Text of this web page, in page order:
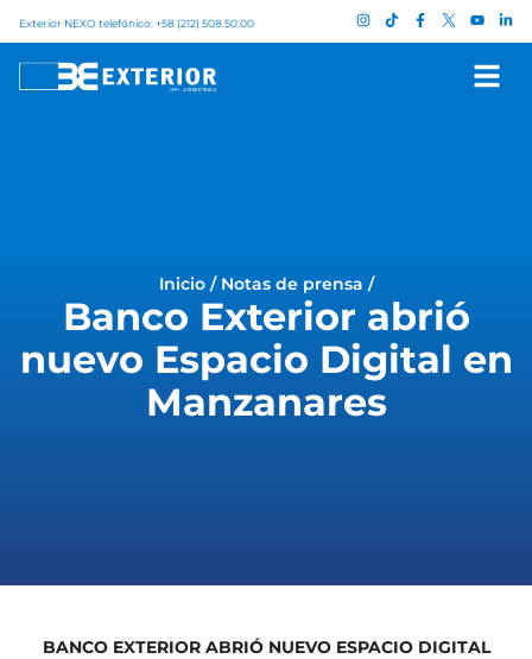
Exterior NEXO telefónico: +58 (212) 508.50.00
Inicio/ Notas de prensa /
Banco Exterior abrió
nuevo Espacio Digital en
Manzanares
BANCO EXTERIOR ABRIÓ NUEVO ESPACIO DIGITAL